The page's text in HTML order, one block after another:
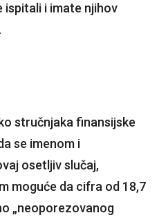
ispitali i imate njihov
stručnjaka finansijske
se imenom i
osetljiv slučaj,
moguće da cifra od 18,7
„neoporezovanog